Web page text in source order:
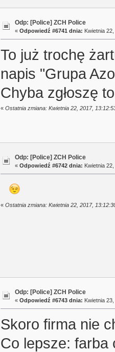
Odp: [Police] ZCH Police
« Odpowiedź #6741 dnia: Kwietnia
To już trochę
napis "Grupa
Chyba zgłoszę
« Ostatnia zmiana: Kwietnia 22, 2017,
Odp: [Police] ZCH Police
« Odpowiedź #6742 dnia: Kwietnia
« Ostatnia zmiana: Kwietnia 22, 2017,
Odp: [Police] ZCH Police
« Odpowiedź #6743 dnia: Kwietnia
Skoro firma nie
Co lepsze: